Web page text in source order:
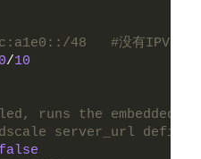
48   #没有IPV6的话关
/10
runs the embedded
server_url
false